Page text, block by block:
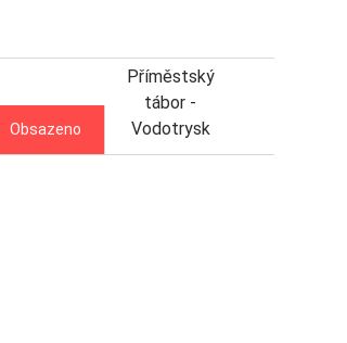
Obsazeno
Příměstský
tábor -
Vodotrysk